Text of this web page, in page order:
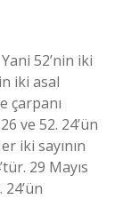
52’nin iki
iki asal
çarpanı
ve 52. 24’ün
iki sayının
29 Mayıs